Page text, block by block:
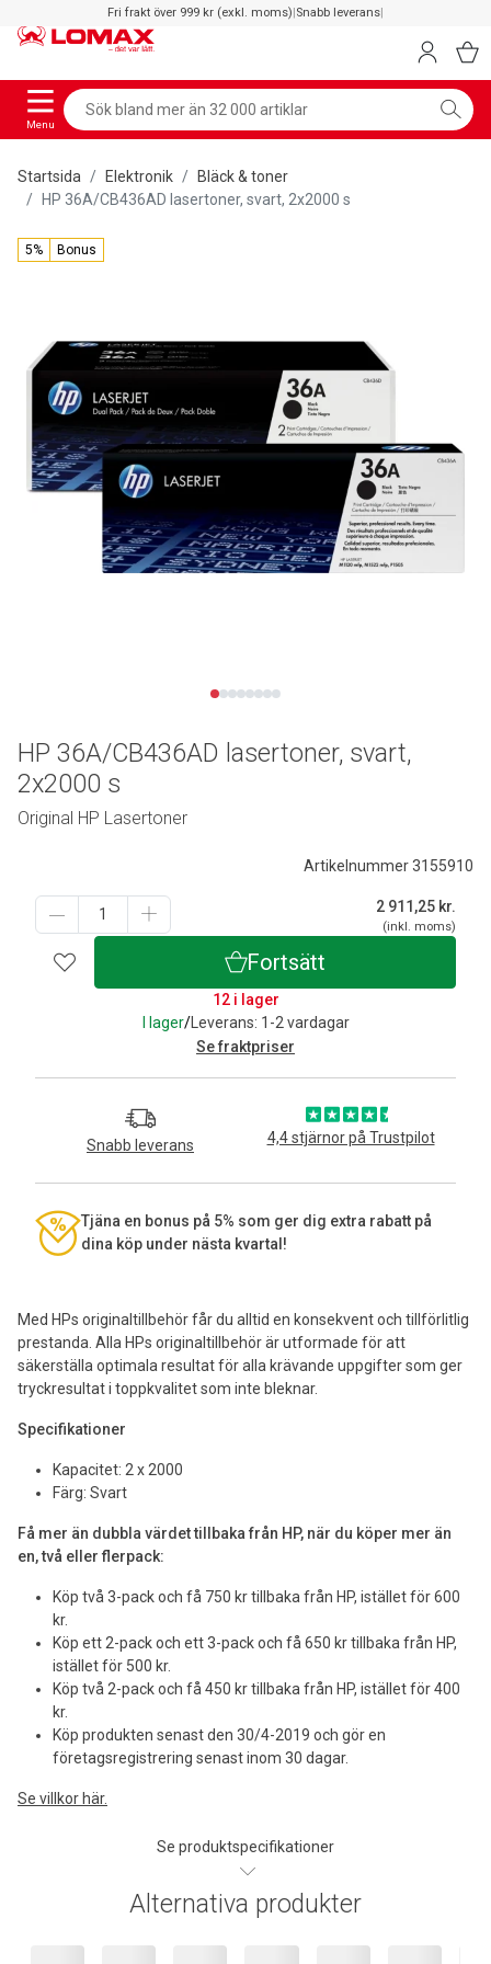
Fri frakt över 999 kr (exkl. moms)|Snabb leverans|
Menu
Startsida Elektronik
Bläck & toner
HP 36A/CB436AD lasertoner, svart, 2x2000 s
5% Bonus
Med HPs originaltillbehör får du alltid en konsekvent och tillförlitlig
prestanda. Alla HPs originaltillbehör är utformade för att
säkerställa optimala resultat för alla krävande uppgifter som ger
tryckresultat i toppkvalitet som inte bleknar.
Specifikationer
Kapacitet: 2 x 2000
Färg: Svart
Få mer än dubbla värdet tillbaka från HP, när du köper mer än
en, två eller flerpack:
Köp två 3-pack och få 750 kr tillbaka från HP, istället för 600
kr.
Köp ett 2-pack och ett 3-pack och få 650 kr tillbaka från HP,
istället för 500 kr.
Köp två 2-pack och få 450 kr tillbaka från HP, istället för 400
kr.
Köp produkten senast den 30/4-2019 och gör en
företagsregistrering senast inom 30 dagar.
Se villkor här.
Se produktspecifikationer
Artikelnummer 3155910
2 911,25 kr.
(inkl. moms)
Fortsätt
12 i lager
I lager/Leverans: 1-2 vardagar
Se fraktpriser
Snabb leverans 4,4 stjärnor på Trustpilot
Tjäna en bonus på 5% som ger dig extra rabatt på
dina köp under nästa kvartal!
HP 36A/CB436AD lasertoner, svart,
2x2000 s
Original HP Lasertoner
Alternativa produkter